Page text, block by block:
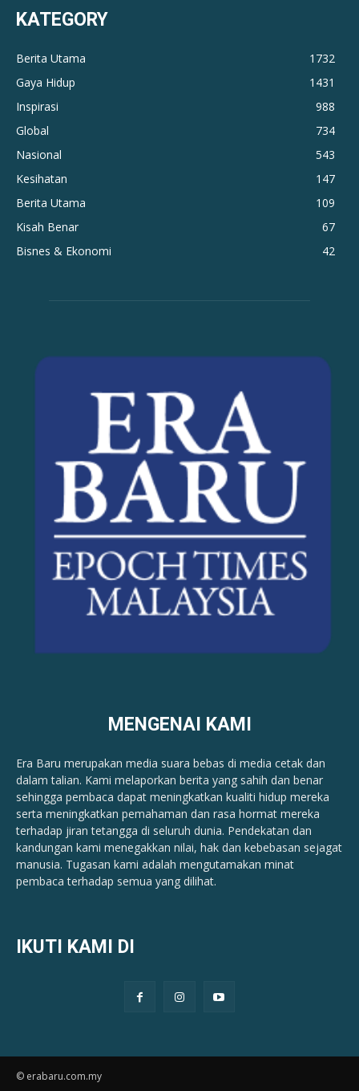
KATEGORY
Berita Utama
1732
Gaya Hidup
1431
Inspirasi
988
Global
734
Nasional
543
Kesihatan
147
Berita Utama
109
Kisah Benar
67
Bisnes & Ekonomi
42
MENGENAI KAMI
Era Baru merupakan media suara bebas di media cetak dan
dalam talian. Kami melaporkan berita yang sahih dan benar ​​
sehingga pembaca dapat meningkatkan kualiti hidup mereka
serta meningkatkan pemahaman dan rasa hormat mereka
terhadap jiran tetangga di seluruh dunia. Pendekatan dan
kandungan kami menegakkan nilai, hak dan kebebasan sejagat
manusia. Tugasan kami adalah mengutamakan minat
pembaca terhadap semua yang dilihat.
IKUTI KAMI DI
© erabaru.com.my